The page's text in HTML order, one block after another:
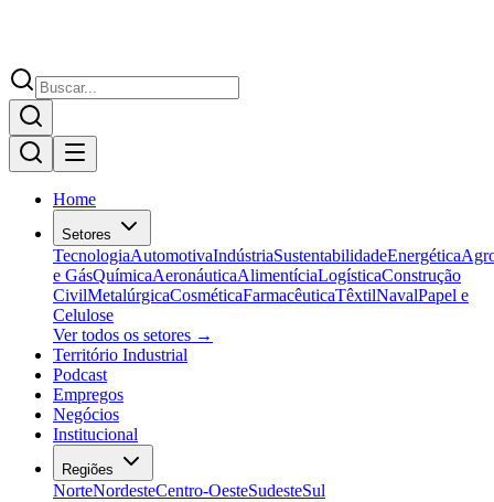
Home
Setores
TecnologiaAutomotivaIndústriaSustentabilidadeEnergética
e GásQuímicaAeronáuticaAlimentíciaLogísticaConstrução
CivilMetalúrgicaCosméticaFarmacêuticaTêxtilNavalPapel e
Celulose
Ver todos os setores →
Território Industrial
Podcast
Empregos
Negócios
Institucional
Regiões
NorteNordesteCentro-OesteSudesteSul